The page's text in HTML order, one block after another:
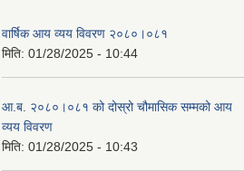
वार्षिक आय व्यय विवरण २०८०।०८१
मिति: 01/28/2025 - 10:44
आ.ब. २०८०।०८१ को दोस्रो चौमासिक सम्मको आय
व्यय विवरण
मिति: 01/28/2025 - 10:43